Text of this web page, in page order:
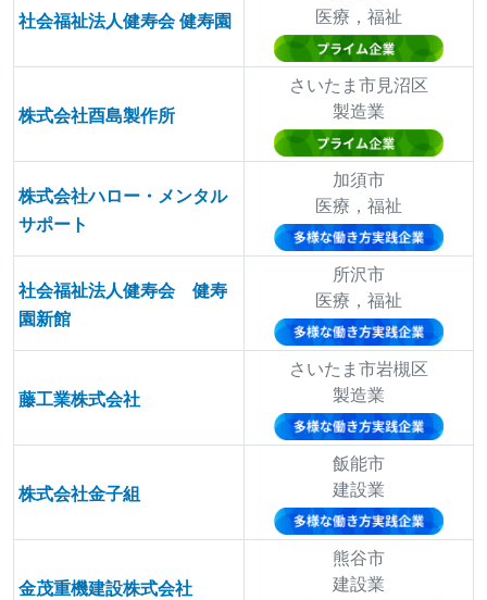
社会福祉法人健寿会 健寿園
医療，福祉
株式会社酉島製作所
さいたま市見沼区
製造業
株式会社ハロー・メンタル
サポート
加須市
医療，福祉
社会福祉法人健寿会 健寿
園新館
所沢市
医療，福祉
藤工業株式会社
さいたま市岩槻区
製造業
株式会社金子組
飯能市
建設業
金茂重機建設株式会社
熊谷市
建設業